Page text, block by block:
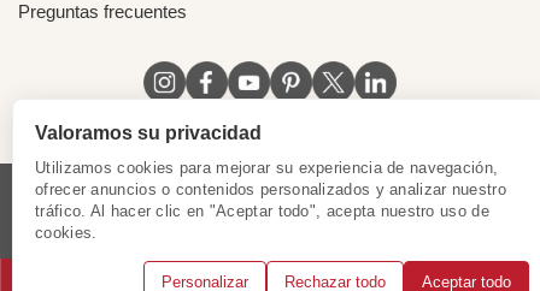
Preguntas frecuentes
Licencia de Vietnam | Certificado de Singapur
|
Certificado de Hong Kong, China
© 2018 - 2025 Mundo Asia. Reservados todos los derechos.
Valoramos su privacidad
Utilizamos cookies para mejorar su experiencia de navegación,
ofrecer anuncios o contenidos personalizados y analizar nuestro
tráfico. Al hacer clic en "Aceptar todo", acepta nuestro uso de
cookies.
Personalizar Rechazar todo Aceptar todo